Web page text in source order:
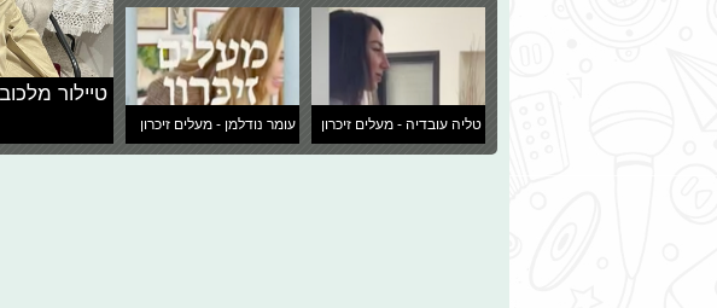
טליה עובדיה - מעלים זיכרון עומר נודלמן - מעלים זיכרון
טיילור